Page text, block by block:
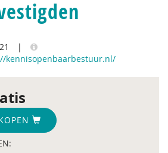
|
kennisopenbaarbestuur.nl/